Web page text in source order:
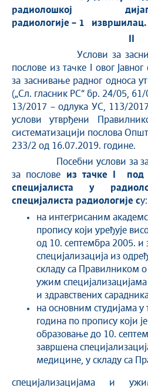
радиолошкој
радиологије – 1 извршилац.
Услови за заснивање
послове из тачке I овог
за заснивање радног односа
(„Сл. гласник РС“ бр. 24/05,
13/2017 – одлука УС, 113/
услови утврђени
систематизацији послова
233/2 oд 16.07.2019. године.
Посебни услови за
за послове из тачке I под
специјалиста у
специјалиста радиологије су:
на интегрисаним
пропису који уређује
од 10. септембра 2005. и
специјализација из
складу са Правилником
ужим
и здравствених
на основним студијама у
година по пропису који
образовање до 10.
завршена
медицине, у складу са
специјализацијама и